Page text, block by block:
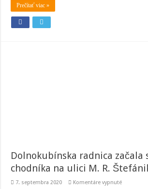
Prečítať viac »
Dolnokubínska radnica začala
chodníka na ulici M. R.
7. septembra 2020 Komentáre vypnuténa